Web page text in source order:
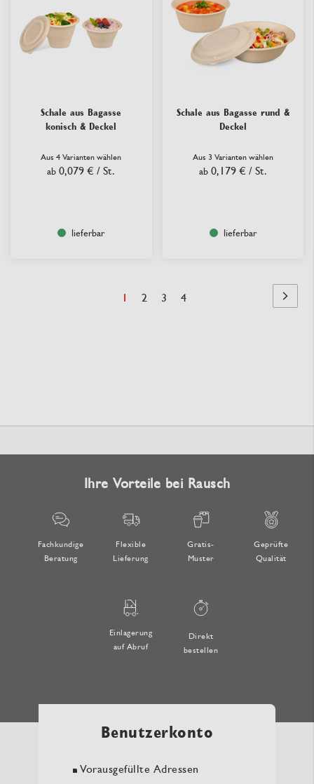
Schale aus Bagasse
konisch & Deckel
Aus 4 Varianten wählen
ab 0,079 € / St.
lieferbar
Schale aus Bagasse rund &
Deckel
Aus 3 Varianten wählen
ab 0,179 € / St.
lieferbar
Sie
1 Seite
2 Seite
3 Seite
4
Seite
Ihre Vorteile bei Rausch
Fachkundige
Beratung
Flexible
Lieferung
Gratis-
Muster
Geprüfte
Qualität
Einlagerung
auf Abruf
Direkt
bestellen
Benutzerkonto
Vorausgefüllte Adressen